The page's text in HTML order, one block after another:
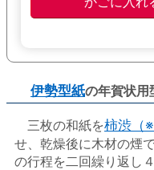
伊勢型紙の年賀状用
三枚の和紙を柿渋（※
せ、乾燥後に木材の煙
の行程を二回繰り返し